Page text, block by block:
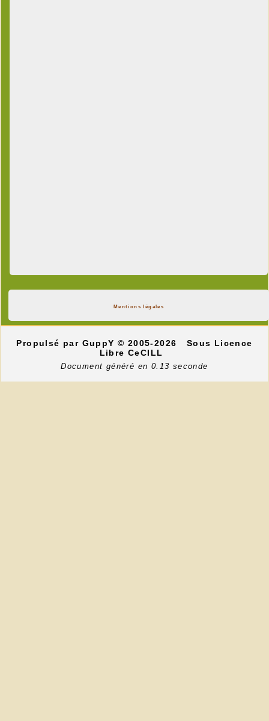
Mentions légales
Propulsé par GuppY© 2005-2026
Sous Licence
Libre CeCILL
Document généré en 0.13 seconde